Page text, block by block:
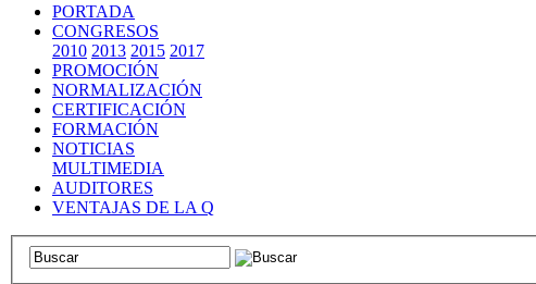
PORTADA
CONGRESOS
2010 2013 2015 2017
PROMOCIÓN
NORMALIZACIÓN
CERTIFICACIÓN
FORMACIÓN
NOTICIAS
MULTIMEDIA
AUDITORES
VENTAJAS DE LA Q